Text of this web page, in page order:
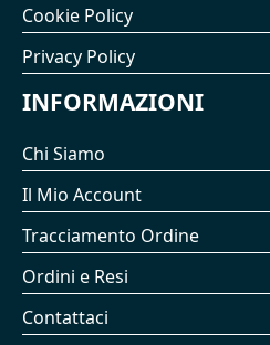
Cookie Policy
Privacy Policy
INFORMAZIONI
Chi Siamo
Il Mio Account
Tracciamento Ordine
Ordini e Resi
Contattaci